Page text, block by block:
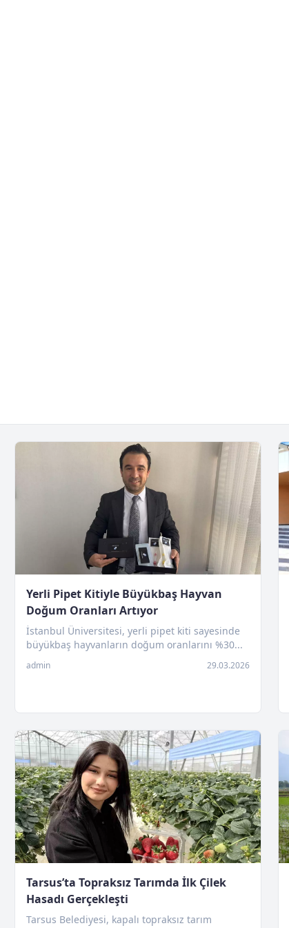
Yerli Pipet Kitiyle Büyükbaş Hayvan
Doğum Oranları Artıyor
İstanbul Üniversitesi, yerli pipet kiti sayesinde
büyükbaş hayvanların doğum oranlarını %30...
admin 29.03.2026
Tarsus’ta Topraksız Tarımda İlk Çilek
Hasadı Gerçekleşti
Tarsus Belediyesi, kapalı topraksız tarım